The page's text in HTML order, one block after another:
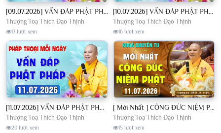
[09.07.2026] VẤN ĐÁP PHẬT PHÁP - Nghe Thầy giảng Pháp mỗi ngày CÔNG ĐỨC VÔ LƯỢNG│TT. Thích Đạo Thịnh
Thượng Toạ Thích Đạo Thịnh
17 lượt xem
[10.07.2026] VẤN ĐÁP PHẬT PHÁP - Nghe Thầy giảng Pháp mỗi ngày CÔNG ĐỨC VÔ LƯỢNG│TT. Thích Đạo Thịnh
Thượng Toạ Thích Đạo Thịnh
16 lượt xem
[11.07.2026] VẤN ĐÁP PHẬT PHÁP - Nghe Thầy giảng Pháp mỗi ngày CÔNG ĐỨC VÔ LƯỢNG│TT. Thích Đạo Thịnh
Thượng Toạ Thích Đạo Thịnh
20 lượt xem
[ Mới Nhất ] CÔNG ĐỨC NIỆM PHẬT - Khoá Chuyên Tu Chùa Khai Nguyên 11/07/2026 | TT. Thích Đạo Thịnh
Thượng Toạ Thích Đạo Thịnh
15 lượt xem